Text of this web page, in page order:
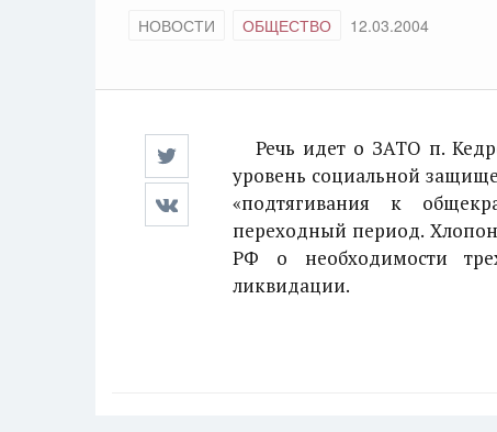
НОВОСТИ ОБЩЕСТВО 12.03.2004
Речь идет о ЗАТО п.
уровень социальной
«подтягивания к
переходный период.
РФ о необходимости
ликвидации.